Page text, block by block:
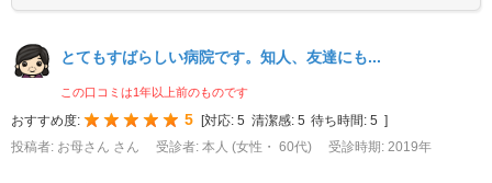
とてもすばらしい病院です。知人、友達にも...
この口コミは1年以上前のものです
おすすめ度: 5 対応: 5 清潔感: 5 待ち時間: 5
投稿者: お母さん さん
受診者: 本人 (女性・ 60代) 受診時期: 2019年